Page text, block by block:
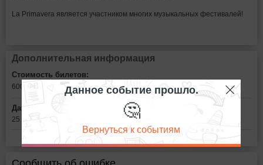
La Primavera является участником многих музыкальных фестивалей!
Дополнительная информация
Стоимость билетов:
600 рублей
Дата:
25 сентября в 11:00
Данное событие прошло.
🤔
Вернуться к событиям